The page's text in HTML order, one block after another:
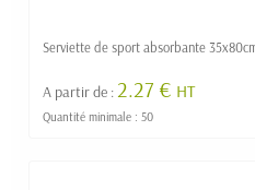
Serviette de sport absorbante
A partir de :2.27 € HT
Quantité minimale : 50